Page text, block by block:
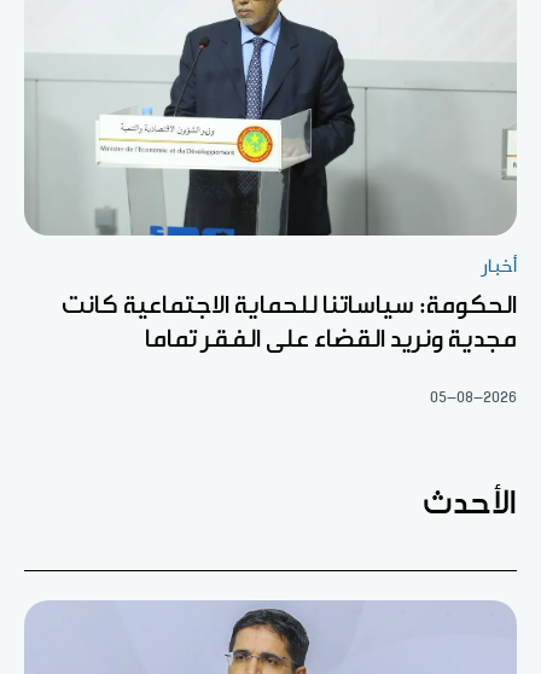
أخبار
الحكومة: سياساتنا للحماية الاجتماعية كانت
مجدية ونريد القضاء على الفقر تماما
05-08-2026
الأحدث